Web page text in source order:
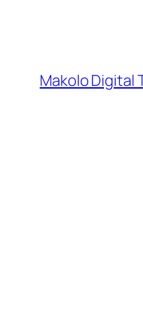
Makolo Digital